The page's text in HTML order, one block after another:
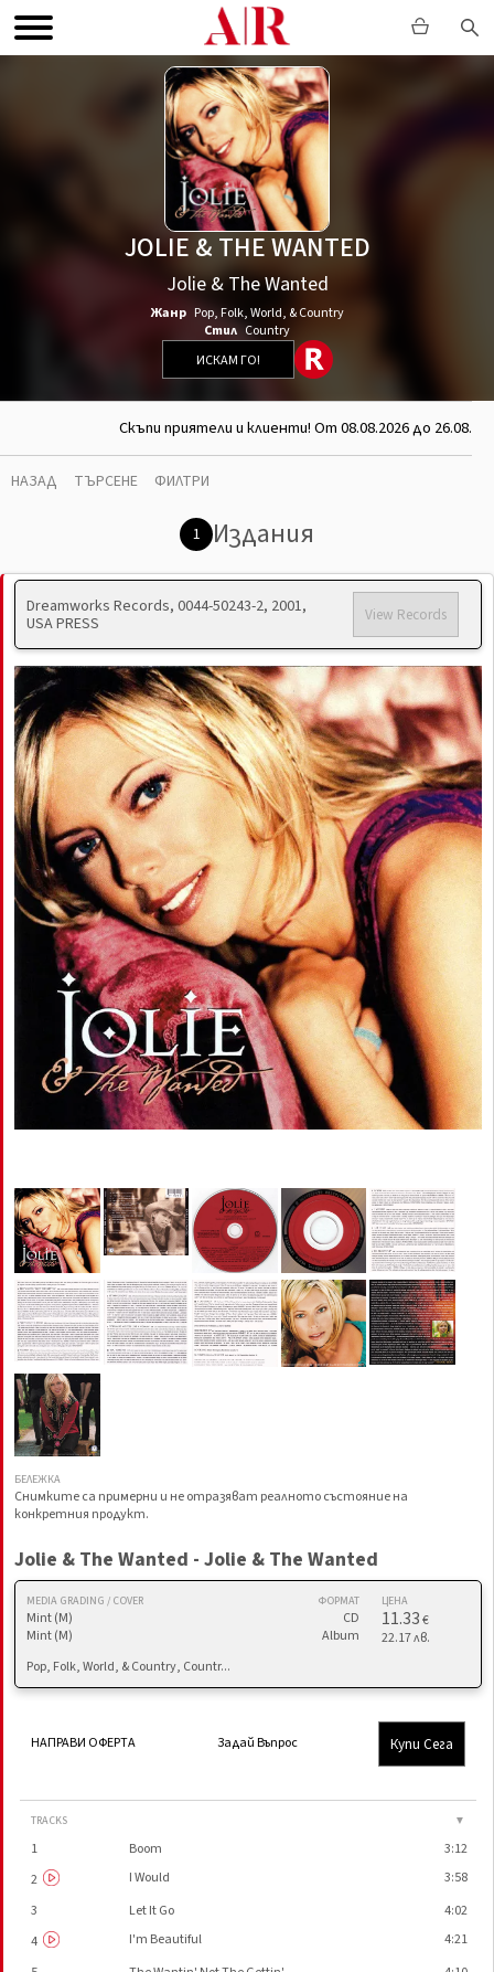
JOLIE & THE WANTED
Jolie & The Wanted
Жанр Pop,Folk, World, & Country
Стил Country
ИСКАМ ГО!
Скъпи приятели и клиенти! От 08.08.2026 до
НАЗАД ТЪРСЕНЕ ФИЛТРИ
1 Издания
Dreamworks Records, 0044-50243-2, 2001,
USA PRESS
View Records
БЕЛЕЖКА
Снимките са примерни и не отразяват реалното състояние на
конкретния продукт.
Jolie & The Wanted - Jolie & The Wanted
MEDIA GRADING / COVER
Mint (M)
Mint (M)
ФОРМАТ
CD
Album
ЦЕНА
11.33€
22.17 лв.
Pop, Folk, World, & Country, Countr...
НАПРАВИ ОФЕРТА Задай Въпрос Купи Сега
TRACKS ▼
1 Boom
3:12
2
I Would
3:58
3
Let It Go
4:02
4
I'm Beautiful
4:21